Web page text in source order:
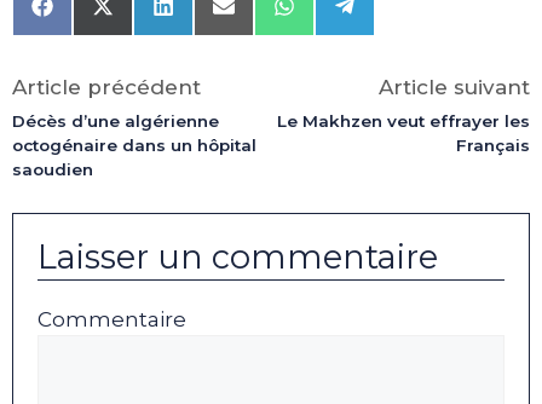
Share
on
Share
on
(Twitter)
Share
on
Share
on
Share
on
Share
on
Article précédent
Décès d’une algérienne
octogénaire dans un hôpital
saoudien
Article suivant
Le Makhzen veut effrayer les
Français
Laisser un commentaire
Commentaire